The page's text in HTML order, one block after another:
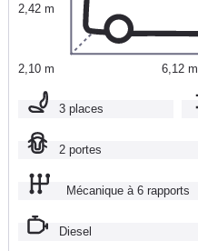
2,42 m
2,10 m 6,12 m
3 places
2 portes
Mécanique à 6 rapports
Diesel